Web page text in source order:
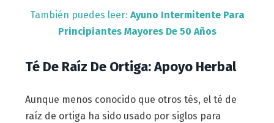
También puedes leer: Ayuno Intermitente Para
Principiantes Mayores De 50 Años
Té De Raíz De Ortiga: Apoyo Herbal
Aunque menos conocido que otros tés, el té de
raíz de ortiga ha sido usado por siglos para